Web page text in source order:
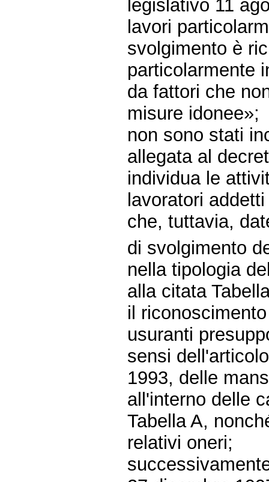
legislativo 11
lavori
svolgimento è
particolarmente
da fattori che
misure idonee»;
non sono stati
allegata al
individua le
lavoratori
che, tuttavia,
di svolgimento
nella tipologia
alla citata
il
usuranti
sensi
1993, delle
all'interno delle
Tabella A,
relativi oneri;